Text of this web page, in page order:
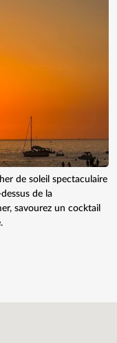
de soleil spectaculaire
de la
savourez un cocktail